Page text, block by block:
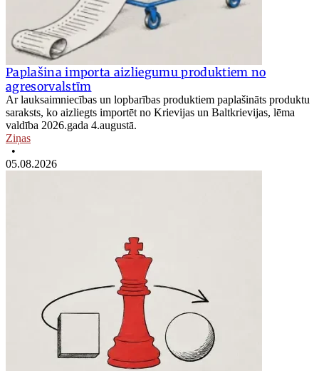
Paplašina importa aizliegumu produktiem no
agresorvalstīm
Ar lauksaimniecības un lopbarības produktiem paplašināts produktu
saraksts, ko aizliegts importēt no Krievijas un Baltkrievijas, lēma
valdība 2026.gada 4.augustā.
Ziņas
•
05.08.2026